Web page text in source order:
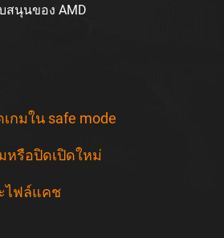
สนุนของ AMD
กมใน safe mode
หรือปิดเปิดใหม่
ไฟล์แคช